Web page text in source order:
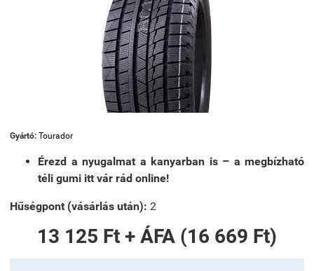
Gyártó: Tourador
Érezd a nyugalmat a kanyarban is – a megbízható
téli gumi itt vár rád online!
Hűségpont (vásárlás után): 2
13 125 Ft + ÁFA (16 669 Ft)